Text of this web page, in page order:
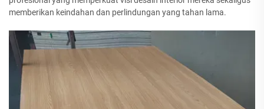
memberikan keindahan dan perlindungan yang tahan lama.